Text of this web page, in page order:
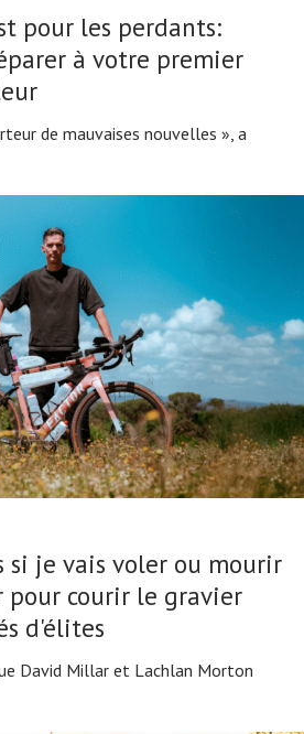
pour les perdants:
à votre premier
de mauvaises nouvelles », a
si je vais voler ou mourir
pour courir le gravier
d'élites
David Millar et Lachlan Morton